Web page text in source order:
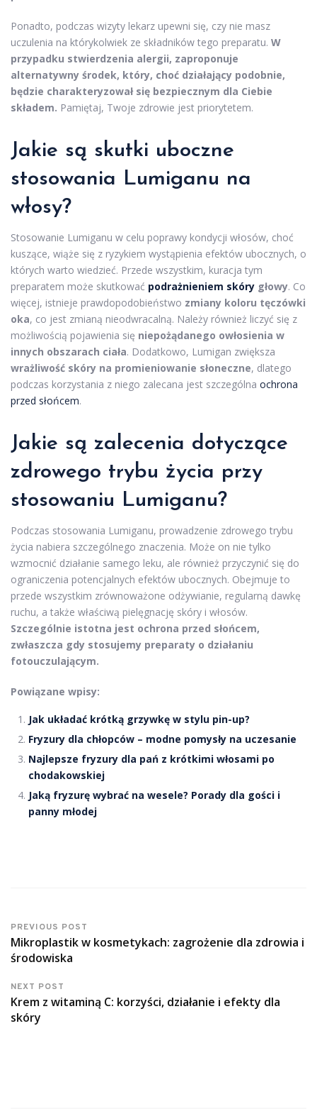
Ponadto, podczas wizyty lekarz upewni się, czy nie masz
uczulenia na którykolwiek ze składników tego preparatu. W
przypadku stwierdzenia alergii, zaproponuje
alternatywny środek, który, choć działający podobnie,
będzie charakteryzował się bezpiecznym dla Ciebie
składem. Pamiętaj, Twoje zdrowie jest priorytetem.
Jakie są skutki uboczne
stosowania Lumiganu na
włosy?
Stosowanie Lumiganu w celu poprawy kondycji włosów, choć
kuszące, wiąże się z ryzykiem wystąpienia efektów ubocznych, o
których warto wiedzieć. Przede wszystkim, kuracja tym
preparatem może skutkować podrażnieniem skóry głowy. Co
więcej, istnieje prawdopodobieństwo zmiany koloru tęczówki
oka, co jest zmianą nieodwracalną. Należy również liczyć się z
możliwością pojawienia się niepożądanego owłosienia w
innych obszarach ciała. Dodatkowo, Lumigan zwiększa
wrażliwość skóry na promieniowanie słoneczne, dlatego
podczas korzystania z niego zalecana jest szczególna ochrona
przed słońcem.
Jakie są zalecenia dotyczące
zdrowego trybu życia przy
stosowaniu Lumiganu?
Podczas stosowania Lumiganu, prowadzenie zdrowego trybu
życia nabiera szczególnego znaczenia. Może on nie tylko
wzmocnić działanie samego leku, ale również przyczynić się do
ograniczenia potencjalnych efektów ubocznych. Obejmuje to
przede wszystkim zrównoważone odżywianie, regularną dawkę
ruchu, a także właściwą pielęgnację skóry i włosów.
Szczególnie istotna jest ochrona przed słońcem,
zwłaszcza gdy stosujemy preparaty o działaniu
fotouczulającym.
Powiązane wpisy:
Jak układać krótką grzywkę w stylu pin-up?
Fryzury dla chłopców – modne pomysły na uczesanie
Najlepsze fryzury dla pań z krótkimi włosami po
chodakowskiej
Jaką fryzurę wybrać na wesele? Porady dla gości i
panny młodej
PREVIOUS POST
Mikroplastik w kosmetykach: zagrożenie dla zdrowia i
środowiska
NEXT POST
Krem z witaminą C: korzyści, działanie i efekty dla
skóry